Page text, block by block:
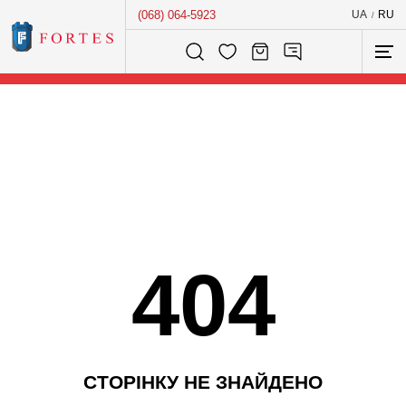
(068) 064-5923 UA / RU
Розумний пошук...
404
СТОРІНКУ НЕ ЗНАЙДЕНО